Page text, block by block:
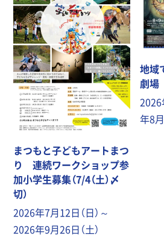
まつもと子どもアートまつ
り 連続ワークショップ参
加小学生募集（7/4（土）〆
切）
2026年7月12日（日）～
2026年9月26日（土）
地域
劇場
2026
年8月